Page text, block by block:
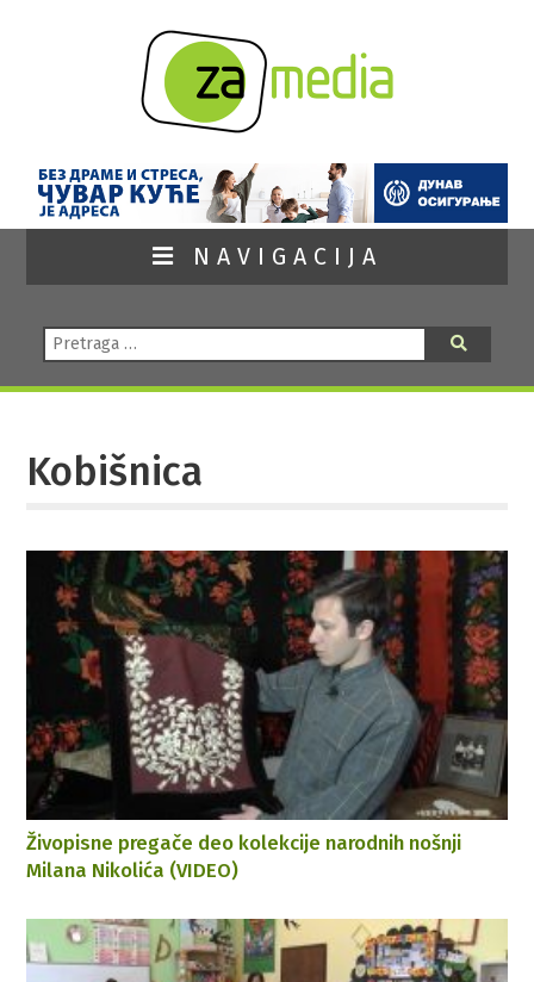
NAVIGACIJA
Pretraga:
Kobišnica
Živopisne pregače deo kolekcije narodnih nošnji
Milana Nikolića (VIDEO)